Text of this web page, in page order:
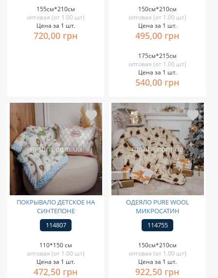
155см*210см
оптовая (от 1.00 шт)
Цена за 1 шт.
720,00 грн
150см*210см
оптовая (от 1.00 шт)
Цена за 1 шт.
495,00 грн
175см*215см
оптовая (от 1.00 шт)
Цена за 1 шт.
540,00 грн
ПОКРЫВАЛО ДЕТСКОЕ НА
СИНТЕПОНЕ
114807
110*150 см
оптовая (от 1.00 шт)
Цена за 1 шт.
472,50 грн
ОДЕЯЛО PURE WOOL
МИКРОСАТИН
114755
150см*210см
оптовая (от 1.00 шт)
Цена за 1 шт.
922,50 грн